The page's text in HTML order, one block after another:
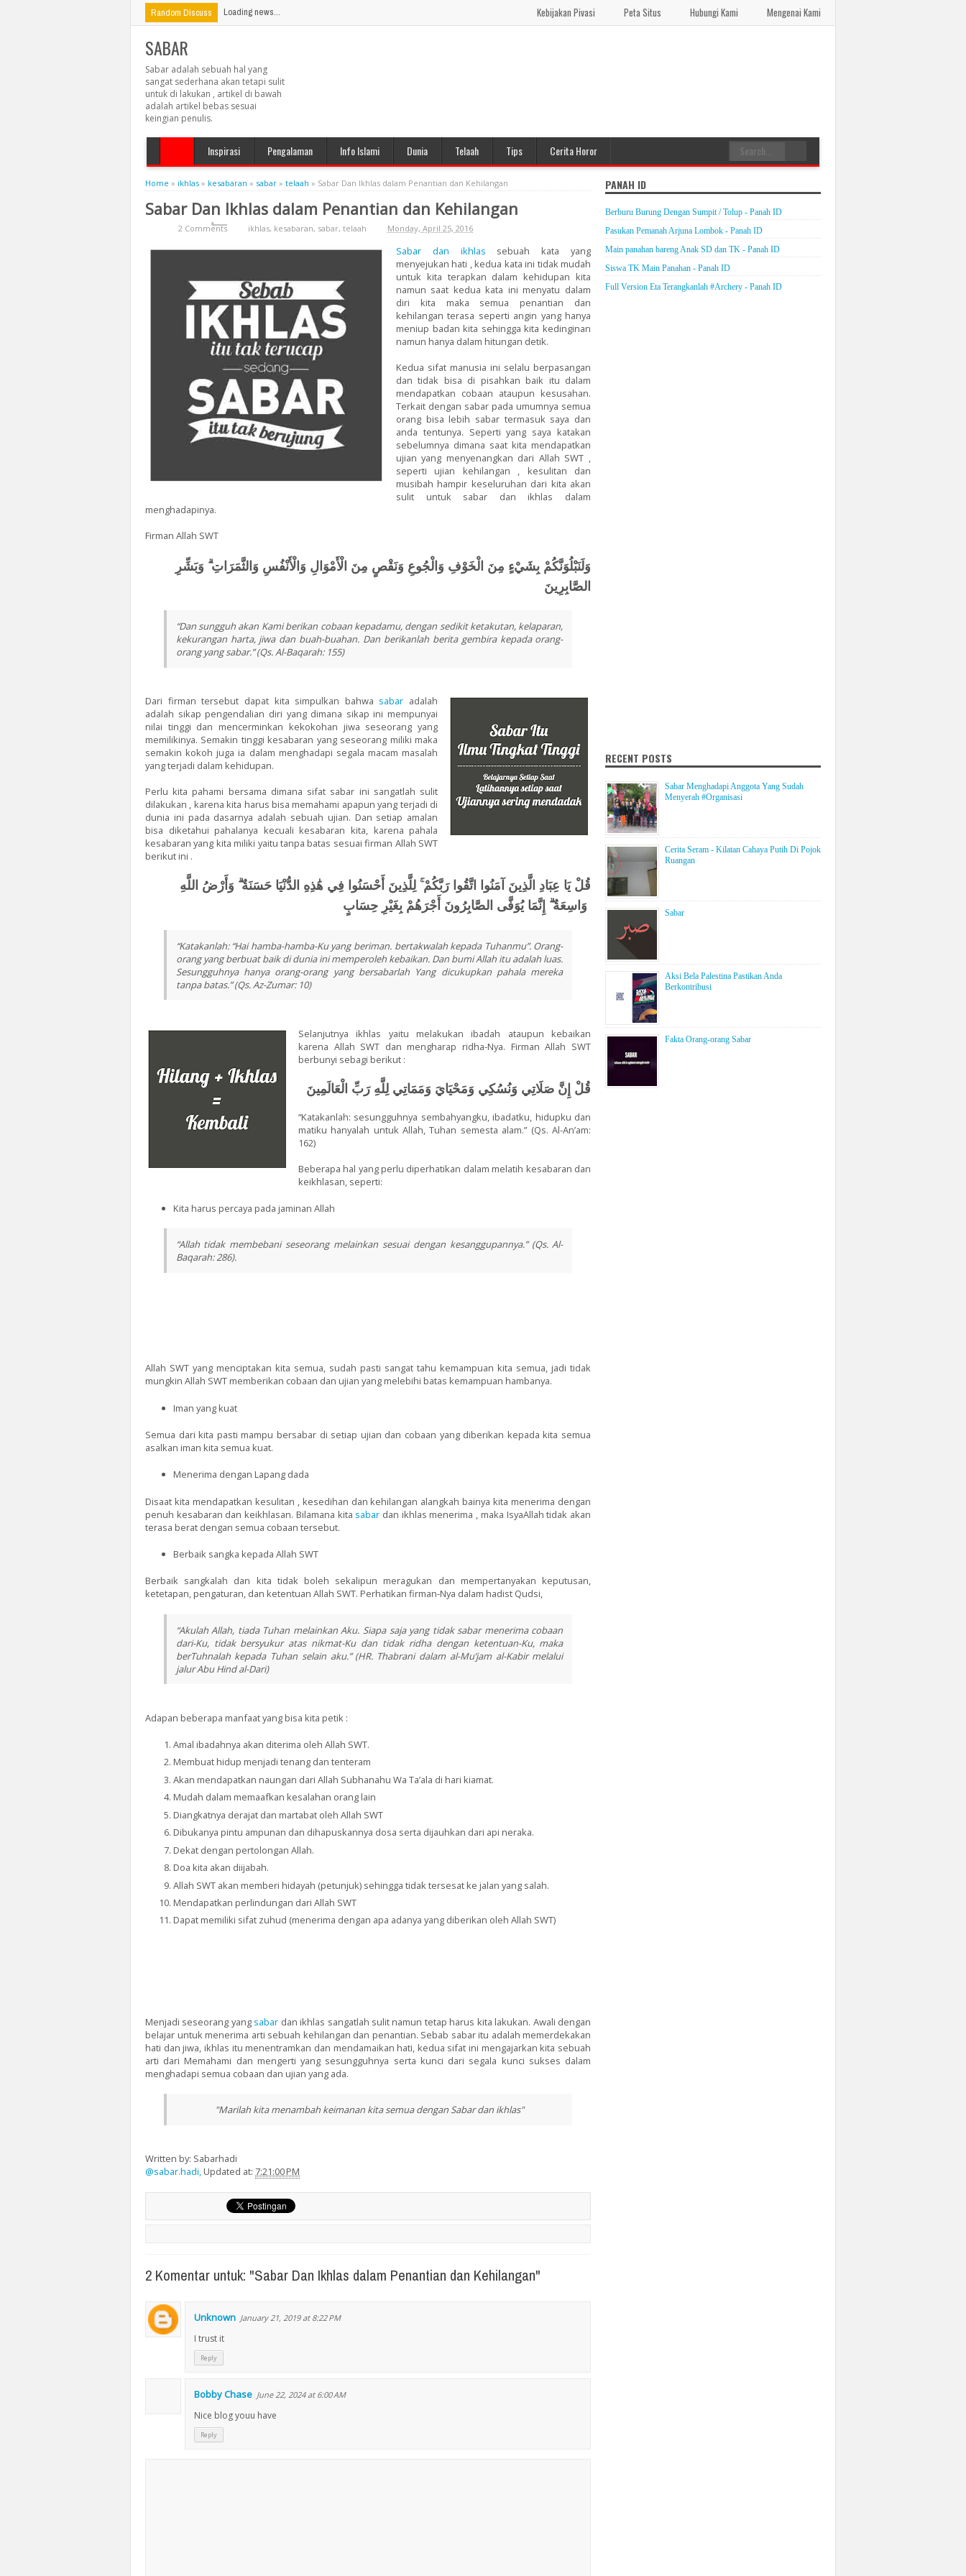
Random Discuss Loading news... Mengenai Kami
Hubungi Kami
Peta Situs
Kebijakan Pivasi
SABAR
Sabar adalah sebuah hal yang
sangat sederhana akan tetapi sulit
untuk di lakukan , artikel di bawah
adalah artikel bebas sesuai
keingian penulis.
Inspirasi Pengalaman Info Islami Dunia Telaah Tips Cerita Horor
Home » ikhlas » kesabaran » sabar » telaah » Sabar Dan Ikhlas dalam Penantian dan Kehilangan
Sabar Dan Ikhlas dalam Penantian dan Kehilangan
2 Comments ikhlas, kesabaran, sabar, telaah Monday, April 25, 2016
Sabar dan ikhlas sebuah kata yang
menyejukan hati , kedua kata ini tidak mudah
untuk kita terapkan dalam kehidupan kita
namun saat kedua kata ini menyatu dalam
diri kita maka semua penantian dan
kehilangan terasa seperti angin yang hanya
meniup badan kita sehingga kita kedinginan
namun hanya dalam hitungan detik.
Kedua sifat manusia ini selalu berpasangan
dan tidak bisa di pisahkan baik itu dalam
mendapatkan cobaan ataupun kesusahan.
Terkait dengan sabar pada umumnya semua
orang bisa lebih sabar termasuk saya dan
anda tentunya. Seperti yang saya katakan
sebelumnya dimana saat kita mendapatkan
ujian yang menyenangkan dari Allah SWT ,
seperti ujian kehilangan , kesulitan dan
musibah hampir keseluruhan dari kita akan
sulit untuk sabar dan ikhlas dalam
menghadapinya.
Firman Allah SWT
وَلَنَبْلُوَنَّكُمْ بِشَيْءٍ مِنَ الْخَوْفِ وَالْجُوعِ وَنَقْصٍ مِنَ الْأَمْوَالِ وَالْأَنْفُسِ وَالثَّمَرَاتِ ۗ وَبَشِّرِ
الصَّابِرِينَ
“Dan sungguh akan Kami berikan cobaan kepadamu, dengan sedikit ketakutan, kelaparan,
kekurangan harta, jiwa dan buah-buahan. Dan berikanlah berita gembira kepada orang-
orang yang sabar.” (Qs. Al-Baqarah: 155)
Dari firman tersebut dapat kita simpulkan bahwa sabar adalah
adalah sikap pengendalian diri yang dimana sikap ini mempunyai
nilai tinggi dan mencerminkan kekokohan jiwa seseorang yang
memilikinya. Semakin tinggi kesabaran yang seseorang miliki maka
semakin kokoh juga ia dalam menghadapi segala macam masalah
yang terjadi dalam kehidupan.
Perlu kita pahami bersama dimana sifat sabar ini sangatlah sulit
dilakukan , karena kita harus bisa memahami apapun yang terjadi di
dunia ini pada dasarnya adalah sebuah ujian. Dan setiap amalan
bisa diketahui pahalanya kecuali kesabaran kita, karena pahala
kesabaran yang kita miliki yaitu tanpa batas sesuai firman Allah SWT
berikut ini .
قُلْ يَا عِبَادِ الَّذِينَ آمَنُوا اتَّقُوا رَبَّكُمْ ۚ لِلَّذِينَ أَحْسَنُوا فِي هَٰذِهِ الدُّنْيَا حَسَنَةٌ ۗ وَأَرْضُ اللَّهِ
وَاسِعَةٌ ۗ إِنَّمَا يُوَفَّى الصَّابِرُونَ أَجْرَهُمْ بِغَيْرِ حِسَابٍ
“Katakanlah: “Hai hamba-hamba-Ku yang beriman. bertakwalah kepada Tuhanmu”. Orang-
orang yang berbuat baik di dunia ini memperoleh kebaikan. Dan bumi Allah itu adalah luas.
Sesungguhnya hanya orang-orang yang bersabarlah Yang dicukupkan pahala mereka
tanpa batas.” (Qs. Az-Zumar: 10)
Selanjutnya ikhlas yaitu melakukan ibadah ataupun kebaikan
karena Allah SWT dan mengharap ridha-Nya. Firman Allah SWT
berbunyi sebagi berikut :
قُلْ إِنَّ صَلَاتِي وَنُسُكِي وَمَحْيَايَ وَمَمَاتِي لِلَّهِ رَبِّ الْعَالَمِينَ
“Katakanlah: sesungguhnya sembahyangku, ibadatku, hidupku dan
matiku hanyalah untuk Allah, Tuhan semesta alam.” (Qs. Al-An’am:
162)
Beberapa hal yang perlu diperhatikan dalam melatih kesabaran dan
keikhlasan, seperti:
Kita harus percaya pada jaminan Allah
“Allah tidak membebani seseorang melainkan sesuai dengan kesanggupannya.” (Qs. Al-
Baqarah: 286).
Allah SWT yang menciptakan kita semua, sudah pasti sangat tahu kemampuan kita semua, jadi tidak
mungkin Allah SWT memberikan cobaan dan ujian yang melebihi batas kemampuan hambanya.
Iman yang kuat
Semua dari kita pasti mampu bersabar di setiap ujian dan cobaan yang diberikan kepada kita semua
asalkan iman kita semua kuat.
Menerima dengan Lapang dada
Disaat kita mendapatkan kesulitan , kesedihan dan kehilangan alangkah bainya kita menerima dengan
penuh kesabaran dan keikhlasan. Bilamana kita sabar dan ikhlas menerima , maka IsyaAllah tidak akan
terasa berat dengan semua cobaan tersebut.
Berbaik sangka kepada Allah SWT
Berbaik sangkalah dan kita tidak boleh sekalipun meragukan dan mempertanyakan keputusan,
ketetapan, pengaturan, dan ketentuan Allah SWT. Perhatikan firman-Nya dalam hadist Qudsi,
“Akulah Allah, tiada Tuhan melainkan Aku. Siapa saja yang tidak sabar menerima cobaan
dari-Ku, tidak bersyukur atas nikmat-Ku dan tidak ridha dengan ketentuan-Ku, maka
berTuhnalah kepada Tuhan selain aku.” (HR. Thabrani dalam al-Mu’jam al-Kabir melalui
jalur Abu Hind al-Dari)
Adapan beberapa manfaat yang bisa kita petik :
Amal ibadahnya akan diterima oleh Allah SWT.
Membuat hidup menjadi tenang dan tenteram
Akan mendapatkan naungan dari Allah Subhanahu Wa Ta’ala di hari kiamat.
Mudah dalam memaafkan kesalahan orang lain
Diangkatnya derajat dan martabat oleh Allah SWT
Dibukanya pintu ampunan dan dihapuskannya dosa serta dijauhkan dari api neraka.
Dekat dengan pertolongan Allah.
Doa kita akan diijabah.
Allah SWT akan memberi hidayah (petunjuk) sehingga tidak tersesat ke jalan yang salah.
Mendapatkan perlindungan dari Allah SWT
Dapat memiliki sifat zuhud (menerima dengan apa adanya yang diberikan oleh Allah SWT)
Menjadi seseorang yang sabar dan ikhlas sangatlah sulit namun tetap harus kita lakukan. Awali dengan
belajar untuk menerima arti sebuah kehilangan dan penantian. Sebab sabar itu adalah memerdekakan
hati dan jiwa, ikhlas itu menentramkan dan mendamaikan hati, kedua sifat ini mengajarkan kita sebuah
arti dari Memahami dan mengerti yang sesungguhnya serta kunci dari segala kunci sukses dalam
menghadapi semua cobaan dan ujian yang ada.
"Marilah kita menambah keimanan kita semua dengan Sabar dan ikhlas"
Written by: Sabarhadi
@sabar.hadi, Updated at: 7:21:00 PM
2 Komentar untuk: "Sabar Dan Ikhlas dalam Penantian dan Kehilangan"
Unknown January 21, 2019 at 8:22 PM
I trust it
Reply
Bobby Chase June 22, 2024 at 6:00 AM
Nice blog youu have
Reply
PANAH ID
Berburu Burung Dengan Sumpit / Tolup - Panah ID
Pasukan Pemanah Arjuna Lombok - Panah ID
Main panahan bareng Anak SD dan TK - Panah ID
Siswa TK Main Panahan - Panah ID
Full Version Eta Terangkanlah #Archery - Panah ID
RECENT POSTS
Sabar Menghadapi Anggota Yang Sudah
Menyerah #Organisasi
Cerita Seram - Kilatan Cahaya Putih Di Pojok
Ruangan
Sabar
Aksi Bela Palestina Pastikan Anda
Berkontribusi
Fakta Orang-orang Sabar